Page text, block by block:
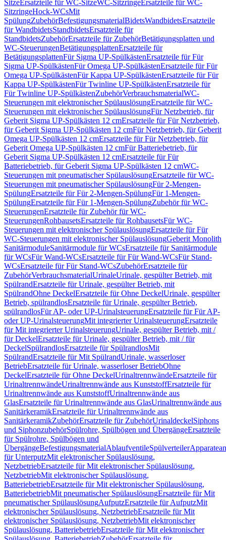
SitzeErsatzteile für WC-SitzeWC-SitzringeErsatzteile für WC-
SitzringeHock-WCsMit
SpülungZubehörBefestigungsmaterialBidetsWandbidetsErsatzteile
für WandbidetsStandbidetsErsatzteile für
StandbidetsZubehörErsatzteile für ZubehörBetätigungsplatten und
WC-SteuerungenBetätigungsplattenErsatzteile für
BetätigungsplattenFür Sigma UP-SpülkästenErsatzteile für Für
Sigma UP-SpülkästenFür Omega UP-SpülkästenErsatzteile für Für
Omega UP-SpülkästenFür Kappa UP-SpülkästenErsatzteile für Für
Kappa UP-SpülkästenFür Twinline UP-SpülkästenErsatzteile für
Für Twinline UP-SpülkästenZubehörVerbrauchsmaterialWC-
Steuerungen mit elektronischer SpülauslösungErsatzteile für WC-
Steuerungen mit elektronischer SpülauslösungFür Netzbetrieb, für
Geberit Sigma UP-Spülkästen 12 cmErsatzteile für Für Netzbetrieb,
für Geberit Sigma UP-Spülkästen 12 cmFür Netzbetrieb, für Geberit
Omega UP-Spülkästen 12 cmErsatzteile für Für Netzbetrieb, für
Geberit Omega UP-Spülkästen 12 cmFür Batteriebetrieb, für
Geberit Sigma UP-Spülkästen 12 cmErsatzteile für Für
Batteriebetrieb, für Geberit Sigma UP-Spülkästen 12 cmWC-
Steuerungen mit pneumatischer SpülauslösungErsatzteile für WC-
Steuerungen mit pneumatischer SpülauslösungFür 2-Mengen-
SpülungErsatzteile für Für 2-Mengen-SpülungFür 1-Mengen-
SpülungErsatzteile für Für 1-Mengen-SpülungZubehör für WC-
SteuerungenErsatzteile für Zubehör für WC-
SteuerungenRohbausetsErsatzteile für RohbausetsFür WC-
Steuerungen mit elektronischer SpülauslösungErsatzteile für Für
WC-Steuerungen mit elektronischer SpülauslösungGeberit Monolith
SanitärmoduleSanitärmodule für WCsErsatzteile für Sanitärmodule
für WCsFür Wand-WCsErsatzteile für Für Wand-WCsFür Stand-
WCsErsatzteile für Für Stand-WCsZubehörErsatzteile für
ZubehörVerbrauchsmaterialUrinaleUrinale, gespülter Betrieb, mit
SpülrandErsatzteile für Urinale, gespülter Betrieb, mit
SpülrandOhne DeckelErsatzteile für Ohne DeckelUrinale, gespülter
Betrieb, spülrandlosErsatzteile für Urinale, gespülter Betrieb,
spülrandlosFür AP- oder UP-UrinalsteuerungErsatzteile für Für AP-
oder UP-UrinalsteuerungMit integrierter UrinalsteuerungErsatzteile
für Mit integrierter UrinalsteuerungUrinale, gespülter Betrieb, mit /
für DeckelErsatzteile für Urinale, gespülter Betrieb, mit / für
DeckelSpülrandlosErsatzteile für SpülrandlosMit
SpülrandErsatzteile für Mit SpülrandUrinale, wasserloser
BetriebErsatzteile für Urinale, wasserloser BetriebOhne
DeckelErsatzteile für Ohne DeckelUrinaltrennwändeErsatzteile für
UrinaltrennwändeUrinaltrennwände aus KunststoffErsatzteile für
Urinaltrennwände aus KunststoffUrinaltrennwände aus
GlasErsatzteile für Urinaltrennwände aus GlasUrinaltrennwände aus
SanitärkeramikErsatzteile für Urinaltrennwände aus
SanitärkeramikZubehörErsatzteile für ZubehörUrinaldeckelSiphons
und SiphonzubehörSpülrohre, Spülbögen und ÜbergängeErsatzteile
für Spülrohre, Spülbögen und
ÜbergängeBefestigungsmaterialAblaufventileSpülverteiler
für UnterputzMit elektronischer Spülauslösung,
NetzbetriebErsatzteile für Mit elektronischer Spülauslösung,
NetzbetriebMit elektronischer Spülauslösung,
BatteriebetriebErsatzteile für Mit elektronischer Spülauslösung,
BatteriebetriebMit pneumatischer SpülauslösungErsatzteile für Mit
pneumatischer SpülauslösungAufputzErsatzteile für AufputzMit
elektronischer Spülauslösung, NetzbetriebErsatzteile für Mit
elektronischer Spülauslösung, NetzbetriebMit elektronischer
Spülauslösung, BatteriebetriebErsatzteile für Mit elektronischer